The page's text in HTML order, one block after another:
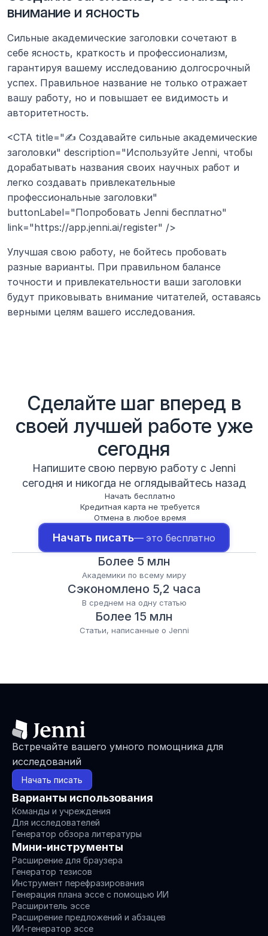
внимание и ясность
Сильные академические заголовки сочетают в
себе ясность, краткость и профессионализм,
гарантируя вашему исследованию долгосрочный
успех. Правильное название не только отражает
вашу работу, но и повышает ее видимость и
авторитетность.
<CTA title="✍️ Создавайте сильные академические
заголовки" description="Используйте Jenni, чтобы
дорабатывать названия своих научных работ и
легко создавать привлекательные
профессиональные заголовки"
buttonLabel="Попробовать Jenni бесплатно"
link="https://app.jenni.ai/register" />
Улучшая свою работу, не бойтесь пробовать
разные варианты. При правильном балансе
точности и привлекательности ваши заголовки
будут приковывать внимание читателей, оставаясь
верными целям вашего исследования.
Сделайте шаг вперед в
своей лучшей работе уже
сегодня
Напишите свою первую работу с Jenni
сегодня и никогда не оглядывайтесь назад
Начать бесплатно
Кредитная карта не требуется
Отмена в любое время
Начать писать— это бесплатно
Более 5 млн
Академики по всему миру
Сэкономлено 5,2 часа
В среднем на одну статью
Более 15 млн
Статьи, написанные о Jenni
Встречайте вашего умного помощника для
исследований
Начать писать
Варианты использования
Команды и учреждения
Для исследователей
Генератор обзора литературы
Мини-инструменты
Расширение для браузера
Генератор тезисов
Инструмент перефразирования
Генерация плана эссе с помощью ИИ
Расширитель эссе
Расширение предложений и абзацев
ИИ-генератор эссе